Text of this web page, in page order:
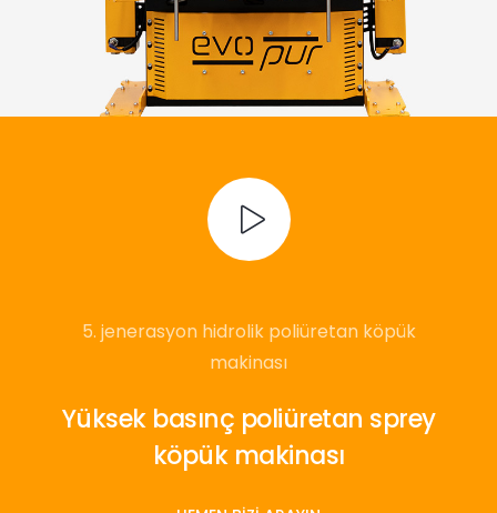
5. jenerasyon hidrolik poliüretan köpük
makinası
Yüksek basınç poliüretan sprey
köpük makinası